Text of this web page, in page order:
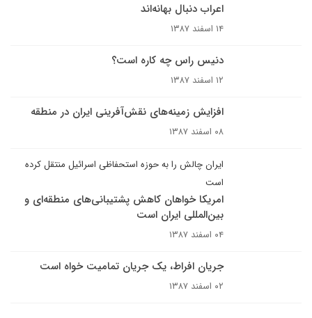
اعراب دنبال بهانه‌اند
۱۴ اسفند ۱۳۸۷
دنیس راس چه کاره است؟
۱۲ اسفند ۱۳۸۷
افزایش زمینه‌های نقش‌آفرینی ایران در منطقه
۰۸ اسفند ۱۳۸۷
ایران چالش را به حوزه استحفاظی اسرائیل منتقل کرده
است
امریکا خواهان کاهش پشتیبانی‌های منطقه‌ای و
بین‌المللی ایران است
۰۴ اسفند ۱۳۸۷
جریان افراط، یک جریان تمامیت خواه است
۰۲ اسفند ۱۳۸۷